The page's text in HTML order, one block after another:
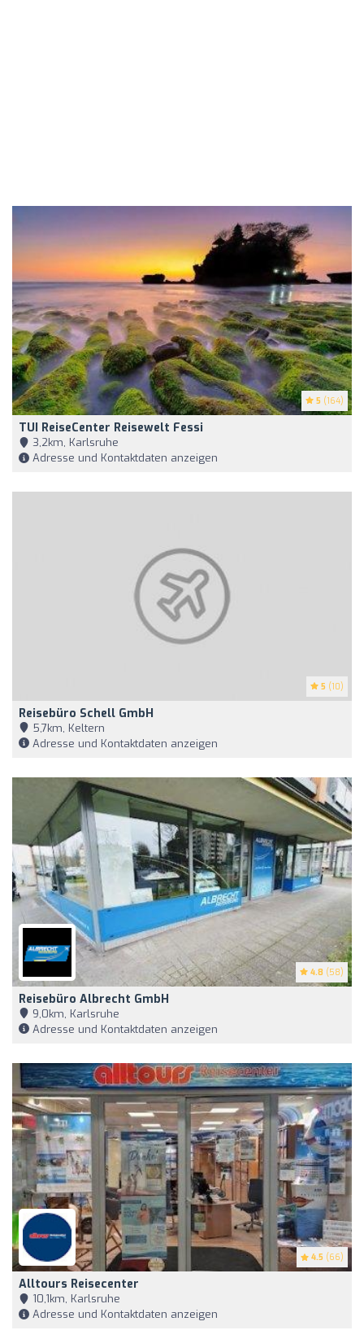
5 (164)
TUI ReiseCenter Reisewelt Fessi
3,2km, Karlsruhe
Adresse und Kontaktdaten anzeigen
5 (10)
Reisebüro Schell GmbH
5,7km, Keltern
Adresse und Kontaktdaten anzeigen
4.8 (58)
Reisebüro Albrecht GmbH
9,0km, Karlsruhe
Adresse und Kontaktdaten anzeigen
4.5 (66)
Alltours Reisecenter
10,1km, Karlsruhe
Adresse und Kontaktdaten anzeigen